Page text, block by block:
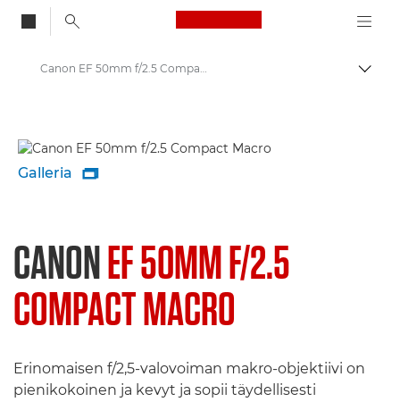
Canon Logo, back
Canon EF 50mm f/2.5 Compact Macro - Objektiivit – objektiivit valokuvaukseen
Galleria 
CANONEF 50MM F/2.5
COMPACT MACRO
Erinomaisen f/2,5-valovoiman makro-objektiivi on
pienikokoinen ja kevyt ja sopii täydellisesti